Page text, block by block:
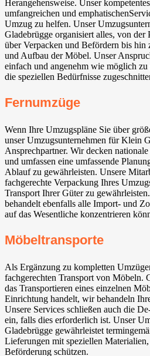
Herangehensweise. Unser
umfangreichen und
Umzug zu helfen. Unser
Gladebrügge organisiert alles, von der
über Verpacken und Befördern bis hin
und Aufbau der Möbel. Unser
einfach und angenehm wie möglich
die speziellen Bedürfnisse
Fernumzüge
Wenn Ihre Umzugspläne Sie über
unser Umzugsunternehmen für Klein
Ansprechpartner. Wir decken
und umfassen eine umfassende
Ablauf zu gewährleisten. Unsere
fachgerechte Verpackung Ihres
Transport Ihrer Güter zu
behandelt ebenfalls alle Import- und
auf das Wesentliche konzentrieren
Möbeltransporte
Als Ergänzung zu kompletten
fachgerechten Transport von Möbeln.
das Transportieren eines einzelnen
Einrichtung handelt, wir behandeln
Unsere Services schließen auch die
ein, falls dies erforderlich ist. Unser
Gladebrügge gewährleistet
Lieferungen mit speziellen
Beförderung schützen.